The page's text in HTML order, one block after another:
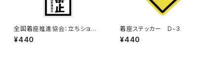
全国着座推進協会：立ちション
禁止ステッカー 11C
¥440
着座ステッカー D-3
¥440